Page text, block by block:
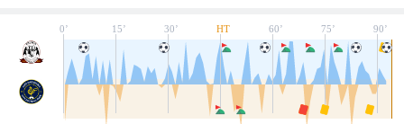
0’ 15’ 30’ HT 60’ 75’ 90’